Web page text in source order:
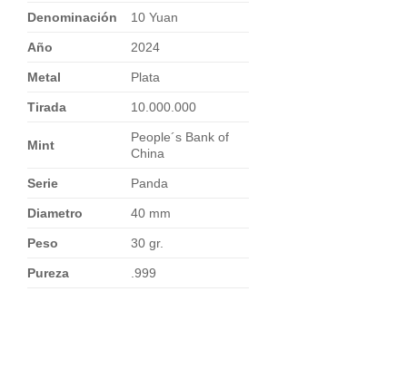
Denominación 10 Yuan
Año 2024
Metal Plata
Tirada 10.000.000
Mint
People´s Bank of
China
Serie Panda
Diametro 40 mm
Peso 30 gr.
Pureza .999